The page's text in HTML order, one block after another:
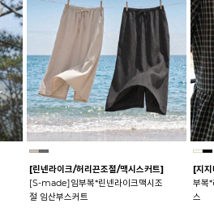
[린넨라이크/허리끈조절/맥시스커트]
[S-made]임부복*린넨라이크맥시조
절 임산부스커트
[지
부복
스